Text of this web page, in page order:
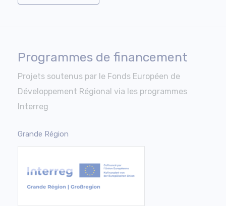
Programmes de financement
Projets soutenus par le Fonds Européen de
Développement Régional via les programmes
Interreg
Grande Région